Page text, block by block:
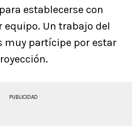
establecerse con
equipo. Un trabajo del
muy partícipe por estar
PUBLICIDAD